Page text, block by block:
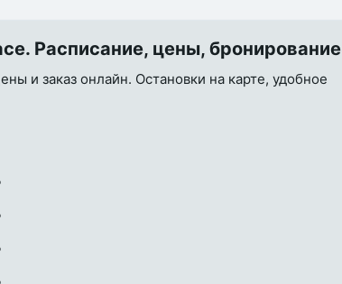
Расписание, цены, бронирование
и заказ онлайн. Остановки на карте, удобное